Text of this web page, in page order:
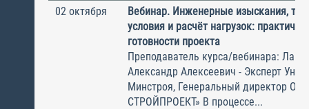
02 октября
Вебинар. Инженерные изыскания,
условия и расчёт нагрузок:
готовности проекта
Преподаватель курса/вебинара:
Александр Алексеевич - Эксперт
Минстроя, Генеральный директор
СТРОЙПРОЕКТ» В процессе...